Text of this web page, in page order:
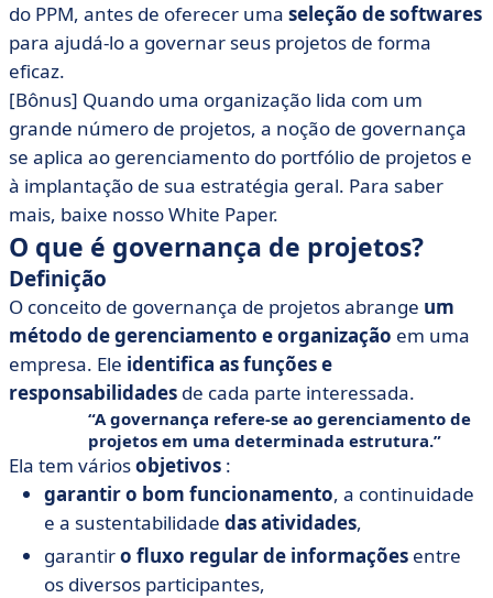
do PPM, antes de oferecer uma seleção de softwares
para ajudá-lo a governar seus projetos de forma
eficaz.
[Bônus] Quando uma organização lida com um
grande número de projetos, a noção de governança
se aplica ao gerenciamento do portfólio de projetos e
à implantação de sua estratégia geral. Para saber
mais, baixe nosso White Paper.
O que é governança de projetos?
Definição
O conceito de governança de projetos abrange um
método de gerenciamento e organização em uma
empresa. Ele identifica as funções e
responsabilidades de cada parte interessada.
A governança refere-se ao gerenciamento de
projetos em uma determinada estrutura.
Ela tem váriosobjetivos :
garantir o bom funcionamento, a continuidade
e a sustentabilidade das atividades,
garantiro fluxo regular de informações entre
os diversos participantes,